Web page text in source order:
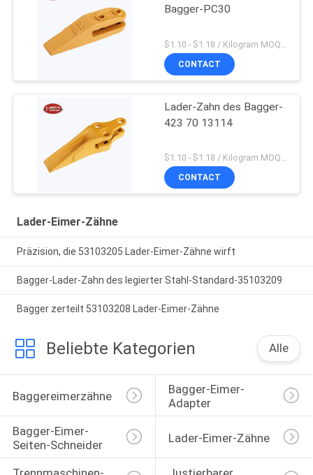
Bagger-PC30
CONTACT
Lader-Zahn des Bagger-
423 70 13114
$1.10 - $1.18 / Kilogram MOQ:4000 Kilogramm/Kilogramm
CONTACT
Lader-Eimer-Zähne
Präzision, die 53103205 Lader-Eimer-Zähne wirft
Bagger-Lader-Zahn des legierter Stahl-Standard-35103209
Bagger zerteilt 53103208 Lader-Eimer-Zähne
Beliebte Kategorien Alle
Baggereimerzähne
Bagger-Eimer-
Adapter
Bagger-Eimer-
Seiten-Schneider
Lader-Eimer-Zähne